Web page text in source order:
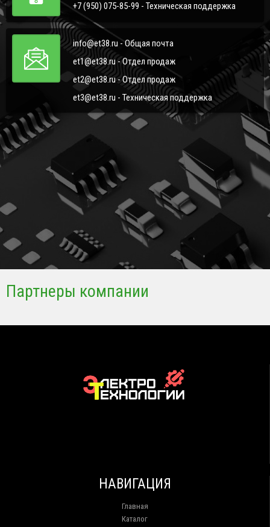
+7 (950) 075-85-99 - Техническая поддержка
info@et38.ru - Общая почта
et1@et38.ru - Отдел продаж
et2@et38.ru - Отдел продаж
et3@et38.ru - Техническая поддержка
Партнеры компании
НАВИГАЦИЯ
Главная
Каталог